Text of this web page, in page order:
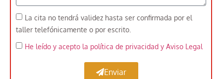
La cita no tendrá validez hasta ser confirmada por el
taller telefónicamente o por escrito.
He leído y acepto la política de privacidad y Aviso Legal
Enviar